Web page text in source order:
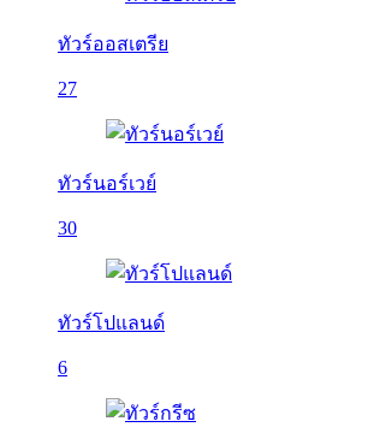
ทัวร์ออสเตรีย
27
ทัวร์นอร์เวย์
30
ทัวร์โปแลนด์
6